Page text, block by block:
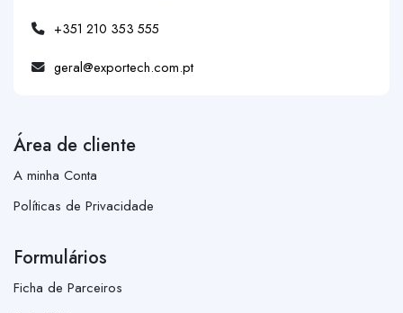
+351 210 353 555
geral@exportech.com.pt
Área de cliente
A minha Conta
Políticas de Privacidade
Formulários
Ficha de Parceiros